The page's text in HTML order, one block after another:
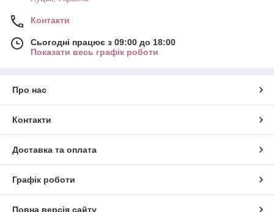
Контакти
Сьогодні працює з 09:00 до 18:00
Показати весь графік роботи
Про нас
Контакти
Доставка та оплата
Графік роботи
Повна версія сайту